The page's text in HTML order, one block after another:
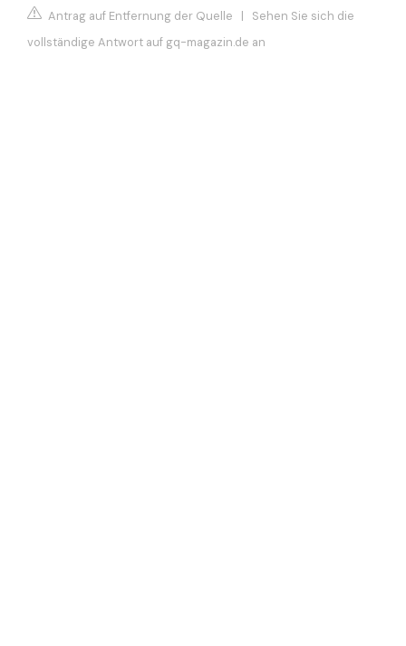
Antrag auf Entfernung der Quelle | Sehen Sie sich die
vollständige Antwort auf gq-magazin.de an